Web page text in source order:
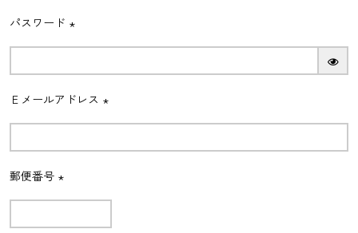
パスワード
(必
Ｅメールアドレス
(必
郵便番号
(必